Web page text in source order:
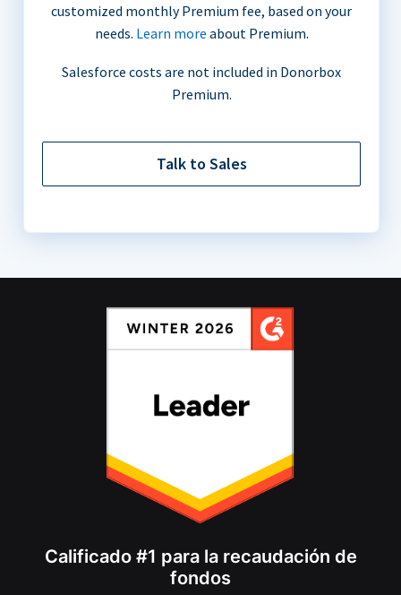
customized monthly Premium fee, based on your
needs. Learn more about Premium.
Salesforce costs are not included in Donorbox
Premium.
Talk to Sales
Calificado #1 para la recaudación de
fondos